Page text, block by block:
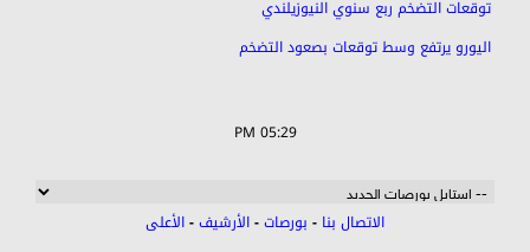
توقعات التضخم ربع سنوي النيوزيلندي
اليورو يرتفع وسط توقعات بصعود التضخم
05:29 PM
الاتصال بنا - بورصات-الأرشيف-الأعلى